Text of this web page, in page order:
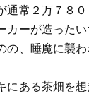
通常２万７８
カーが造った
の、睡魔に襲
にある茶畑を